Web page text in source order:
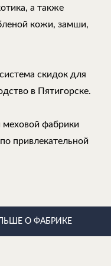
а также
кожи, замши,
скидок для
в Пятигорске.
меховой фабрики
привлекательной
О ФАБРИКЕ